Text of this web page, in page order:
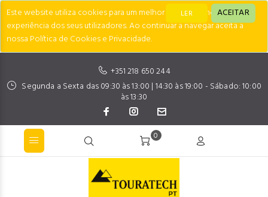
Este website utiliza cookies para um melhor desempenho e
experiência dos seus utilizadores. Ao continuar a navegar aceita a
nossa Política de Cookies e Privacidade.
LER ACEITAR
+351 218 650 244
Segunda a Sexta das 09:30 às 13:00 | 14:30 às 19:00 - Sábado: 10:00
às 13:30
0